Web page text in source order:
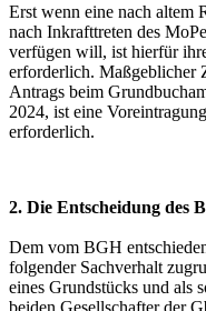
Erst wenn eine nach altem
nach Inkrafttreten des
verfügen will, ist hierfür
erforderlich. Maßgeblicher
Antrags beim
2024, ist eine
erforderlich.
2. Die Entscheidung des
Dem vom BGH
folgender Sachverhalt
eines Grundstücks und als
beiden Gesellschafter der